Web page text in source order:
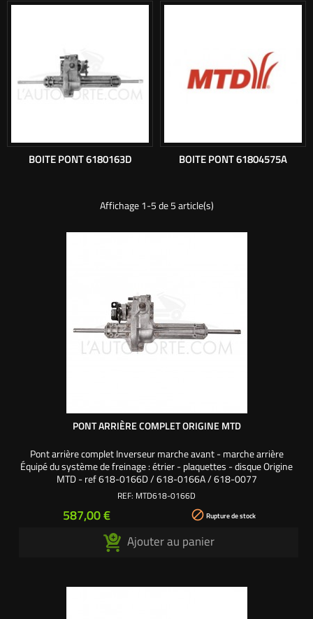
BOITE PONT 6180163D BOITE PONT 61804575A
Affichage 1-5 de 5 article(s)
PONT ARRIÈRE COMPLET ORIGINE MTD
Pont arrière complet Inverseur marche avant - marche arrière
Équipé du système de freinage : étrier - plaquettes - disque Origine
MTD - ref 618-0166D / 618-0166A / 618-0077
REF: MTD618-0166D
Prix
587,00 €  Rupture de stock
Ajouter au panier